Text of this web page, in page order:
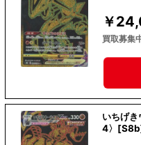
￥
買取募集
いちげ
4〉